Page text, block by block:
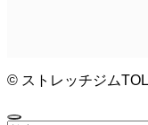
© ストレッチジム